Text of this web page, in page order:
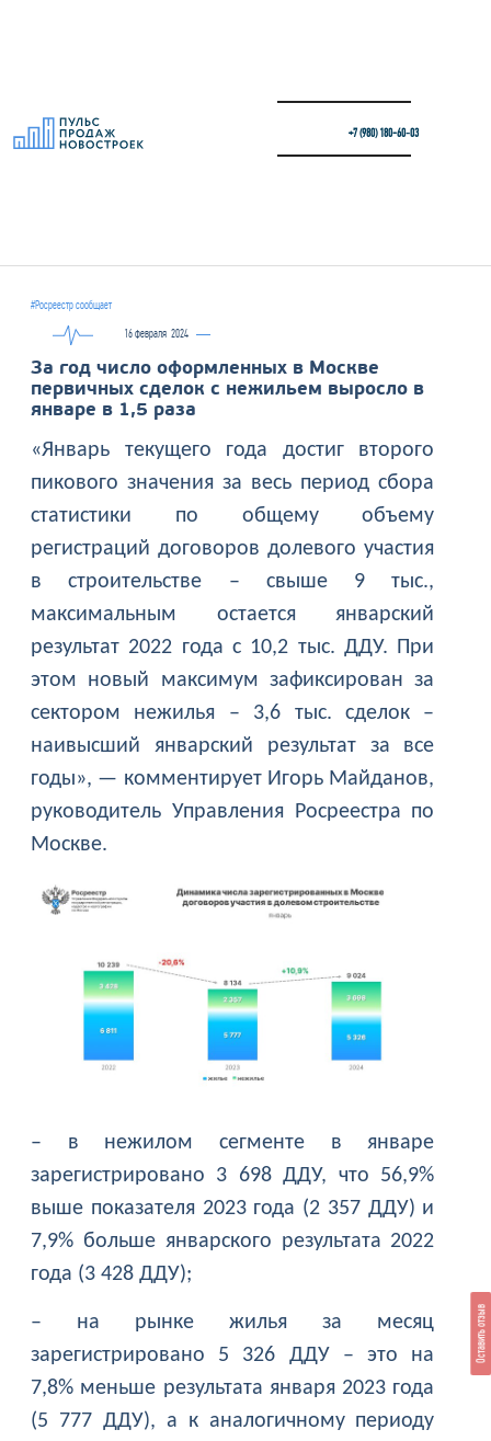
+7 (980) 180-60‑03
#Росреестр сообщает
16 февраля 2024
За год число оформленных в Москве
первичных сделок с нежильем выросло в
январе в 1,5 раза
«Январь текущего года достиг второго
пикового значения за весь период сбора
статистики по общему объему
регистраций договоров долевого участия
в строительстве – свыше 9 тыс.,
максимальным остается январский
результат 2022 года с 10,2 тыс. ДДУ. При
этом новый максимум зафиксирован за
сектором нежилья – 3,6 тыс. сделок –
наивысший январский результат за все
годы», — комментирует Игорь Майданов,
руководитель Управления Росреестра по
Москве.
– в нежилом сегменте в январе
зарегистрировано 3 698 ДДУ, что 56,9%
выше показателя 2023 года (2 357 ДДУ) и
7,9% больше январского результата 2022
года (3 428 ДДУ);
– на рынке жилья за месяц
зарегистрировано 5 326 ДДУ – это на
7,8% меньше результата января 2023 года
(5 777 ДДУ), а к аналогичному периоду
Оставить отзыв